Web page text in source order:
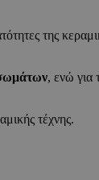
της
, ενώ για
τέχνης.